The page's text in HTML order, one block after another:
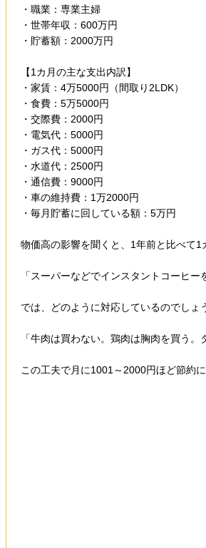
・職業：専業主婦
・世帯年収：600万円
・貯蓄額：2000万円
【1カ月の主な支出内訳】
・家賃：4万5000円（間取り2LDK）
・食費：5万5000円
・交際費：2000円
・電気代：5000円
・ガス代：5000円
・水道代：2500円
・通信費：9000円
・車の維持費：1万2000円
・毎月貯蓄に回している額：5万円
物価高の影響を聞くと、1年前と比べて
「スーパーなどでインスタントコーヒ
では、どのように対応しているのでしょ
「牛肉は買わない。鶏肉は胸肉を買う。
この工夫で月に1001～2000円ほど節約に